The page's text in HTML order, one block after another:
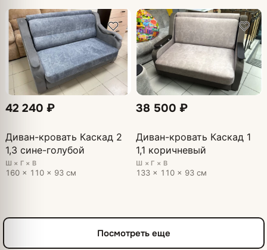
42 240 ₽
Диван-кровать Каскад 2
1,3 сине-голубой
Ш × Г × В
160 × 110 × 93 см
38 500 ₽
Диван-кровать Каскад 1
1,1 коричневый
Ш × Г × В
133 × 110 × 93 см
Посмотреть еще